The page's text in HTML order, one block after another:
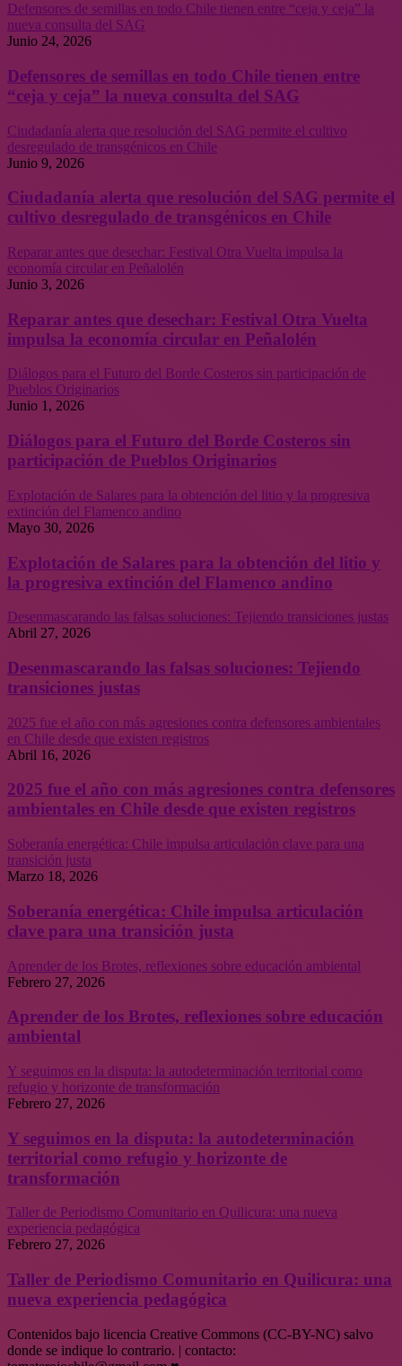
Defensores de semillas en todo Chile tienen entre “ceja y ceja” la
nueva consulta del SAG
Junio 24, 2026
Defensores de semillas en todo Chile tienen entre
“ceja y ceja” la nueva consulta del SAG
Ciudadanía alerta que resolución del SAG permite el cultivo
desregulado de transgénicos en Chile
Junio 9, 2026
Ciudadanía alerta que resolución del SAG permite el
cultivo desregulado de transgénicos en Chile
Reparar antes que desechar: Festival Otra Vuelta impulsa la
economía circular en Peñalolén
Junio 3, 2026
Reparar antes que desechar: Festival Otra Vuelta
impulsa la economía circular en Peñalolén
Diálogos para el Futuro del Borde Costeros sin participación de
Pueblos Originarios
Junio 1, 2026
Diálogos para el Futuro del Borde Costeros sin
participación de Pueblos Originarios
Explotación de Salares para la obtención del litio y la progresiva
extinción del Flamenco andino
Mayo 30, 2026
Explotación de Salares para la obtención del litio y
la progresiva extinción del Flamenco andino
Desenmascarando las falsas soluciones: Tejiendo transiciones justas
Abril 27, 2026
Desenmascarando las falsas soluciones: Tejiendo
transiciones justas
2025 fue el año con más agresiones contra defensores ambientales
en Chile desde que existen registros
Abril 16, 2026
2025 fue el año con más agresiones contra defensores
ambientales en Chile desde que existen registros
Soberanía energética: Chile impulsa articulación clave para una
transición justa
Marzo 18, 2026
Soberanía energética: Chile impulsa articulación
clave para una transición justa
Aprender de los Brotes, reflexiones sobre educación ambiental
Febrero 27, 2026
Aprender de los Brotes, reflexiones sobre educación
ambiental
Y seguimos en la disputa: la autodeterminación territorial como
refugio y horizonte de transformación
Febrero 27, 2026
Y seguimos en la disputa: la autodeterminación
territorial como refugio y horizonte de
transformación
Taller de Periodismo Comunitario en Quilicura: una nueva
experiencia pedagógica
Febrero 27, 2026
Taller de Periodismo Comunitario en Quilicura: una
nueva experiencia pedagógica
Contenidos bajo licencia Creative Commons (CC-BY-NC) salvo
donde se indique lo contrario. | contacto: